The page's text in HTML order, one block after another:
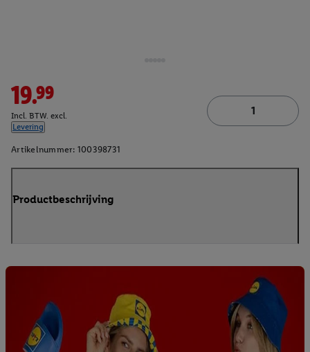
19.99
Incl. BTW. excl.
Levering
Artikelnummer: 100398731
Productbeschrijving